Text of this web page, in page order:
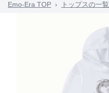
Emo-Era TOP › トップスの一覧